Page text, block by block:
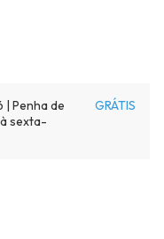
| Penha de
sexta-
GRÁTIS